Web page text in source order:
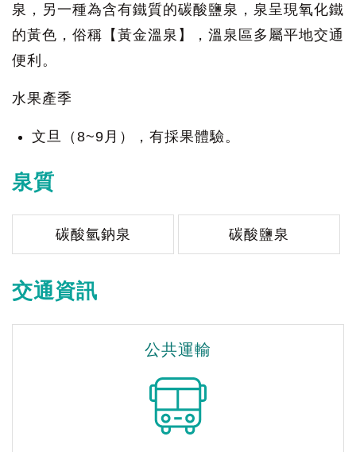
泉，另一種為含有鐵質的碳酸鹽泉，泉呈現氧化鐵
的黃色，俗稱【黃金溫泉】，溫泉區多屬平地交通
便利。
水果產季
文旦（8~9月），有採果體驗。
泉質
碳酸氫鈉泉 碳酸鹽泉
交通資訊
公共運輸